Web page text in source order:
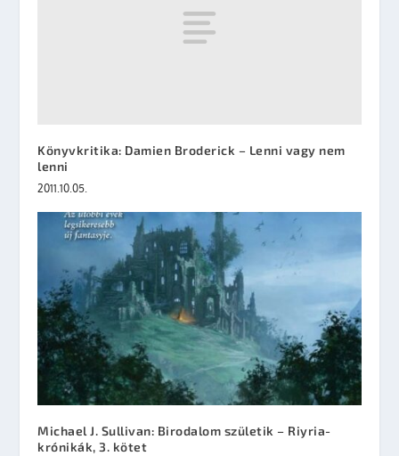
Könyvkritika: Damien Broderick – Lenni vagy nem
lenni
2011.10.05.
Michael J. Sullivan: Birodalom születik – Riyria-
krónikák, 3. kötet